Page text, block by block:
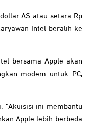
AS atau setara Rp
Intel beralih ke
bersama Apple akan
modem untuk PC,
“Akuisisi ini membantu
Apple lebih berbeda